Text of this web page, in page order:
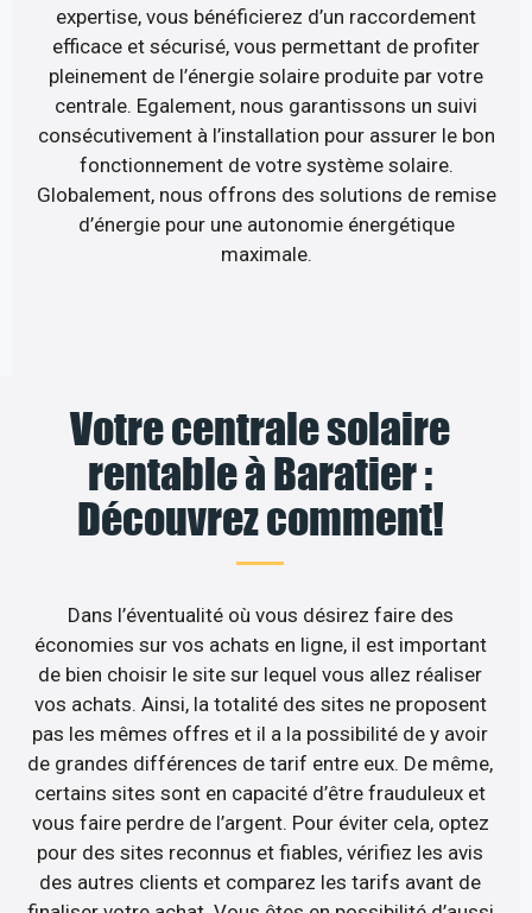
expertise, vous bénéficierez d’un raccordement
efficace et sécurisé, vous permettant de profiter
pleinement de l’énergie solaire produite par votre
centrale. Egalement, nous garantissons un suivi
consécutivement à l’installation pour assurer le bon
fonctionnement de votre système solaire.
Globalement, nous offrons des solutions de remise
d’énergie pour une autonomie énergétique
maximale.
Votre centrale solaire
rentable à Baratier :
Découvrez comment!
Dans l’éventualité où vous désirez faire des
économies sur vos achats en ligne, il est important
de bien choisir le site sur lequel vous allez réaliser
vos achats. Ainsi, la totalité des sites ne proposent
pas les mêmes offres et il a la possibilité de y avoir
de grandes différences de tarif entre eux. De même,
certains sites sont en capacité d’être frauduleux et
vous faire perdre de l’argent. Pour éviter cela, optez
pour des sites reconnus et fiables, vérifiez les avis
des autres clients et comparez les tarifs avant de